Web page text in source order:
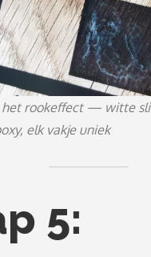
het rookeffect — witte
elk vakje uniek
5: